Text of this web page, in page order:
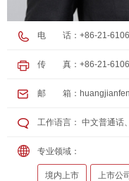
电 话：+86-21-6106
传 真：+86-21-6106
邮 箱：
工作语言： 中文普通话
专业领域：
境内上市 上市公